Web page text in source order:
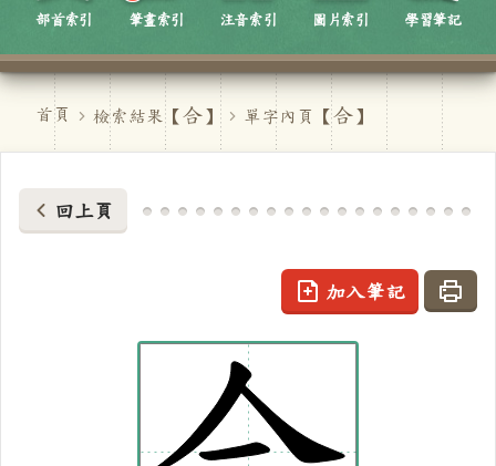
部首索引 筆畫索引 注音索引 圖片索引 學習筆記
首頁 檢索結果【合】 單字內頁【合】
回上頁
加入筆記
列印